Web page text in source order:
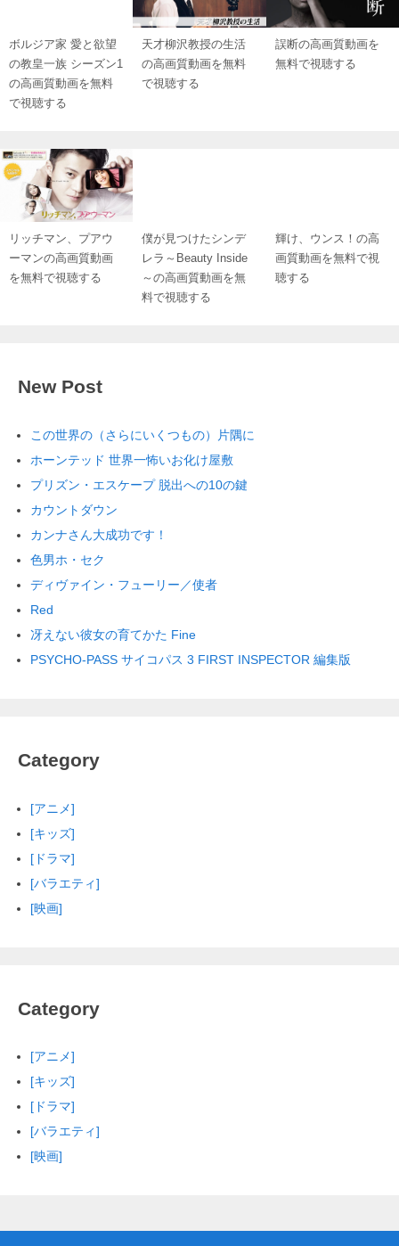
ボルジア家 愛と欲望
の教皇一族 シーズン1
の高画質動画を無料
で視聴する
天才柳沢教授の生活
の高画質動画を無料
で視聴する
誤断の高画質動画を
無料で視聴する
リッチマン、プアウ
ーマンの高画質動画
を無料で視聴する
僕が見つけたシンデ
レラ～Beauty Inside
～の高画質動画を無
料で視聴する
輝け、ウンス！の高
画質動画を無料で視
聴する
New Post
この世界の（さらにいくつもの）片隅に
ホーンテッド 世界一怖いお化け屋敷
プリズン・エスケープ 脱出への10の鍵
カウントダウン
カンナさん大成功です！
色男ホ・セク
ディヴァイン・フューリー／使者
Red
冴えない彼女の育てかた Fine
PSYCHO-PASS サイコパス 3 FIRST INSPECTOR 編集版
Category
[アニメ]
[キッズ]
[ドラマ]
[バラエティ]
[映画]
Category
[アニメ]
[キッズ]
[ドラマ]
[バラエティ]
[映画]